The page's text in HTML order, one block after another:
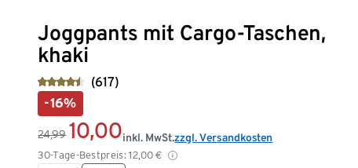
Joggpants mit Cargo-Taschen,
khaki
(617)
-16%
24,99 10,00
30-Tage-Bestpreis: 12,00 €
inkl. MwSt.zzgl. Versandkosten